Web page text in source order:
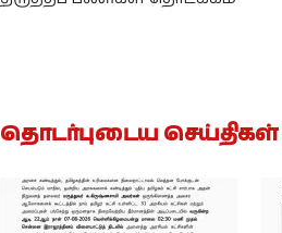
தொடர்புடைய செய்திகள்